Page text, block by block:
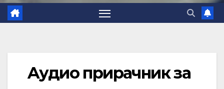
Aудио прирачник за